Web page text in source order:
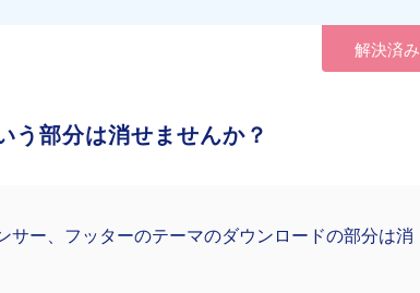
解決済み
部分は消せませんか？
サー、フッターのテーマのダウンロードの部分は消